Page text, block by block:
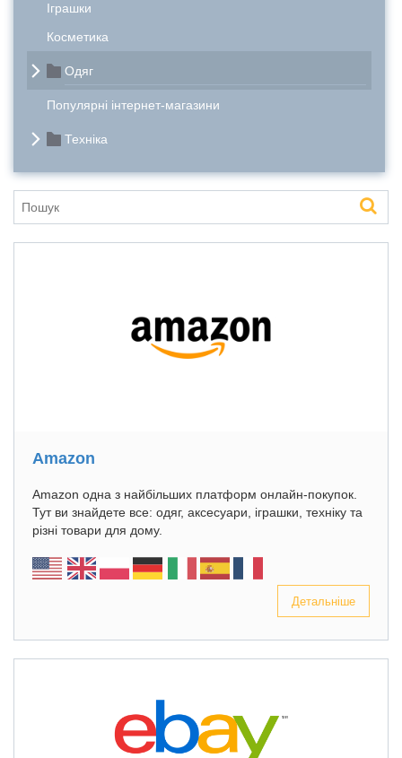
Іграшки
Косметика
Одяг
Популярні інтернет-магазини
Техніка
Amazon
Amazon одна з найбільших платформ онлайн-покупок.
Тут ви знайдете все: одяг, аксесуари, іграшки, техніку та
різні товари для дому.
Детальніше